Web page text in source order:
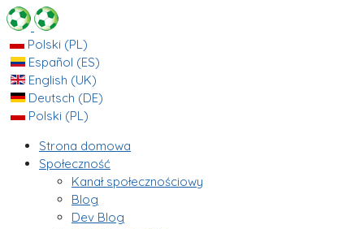
Polski (PL)
Español (ES)
English (UK)
Deutsch (DE)
Polski (PL)
Strona domowa
Społeczność
Kanał społecznościowy
Blog
Dev Blog